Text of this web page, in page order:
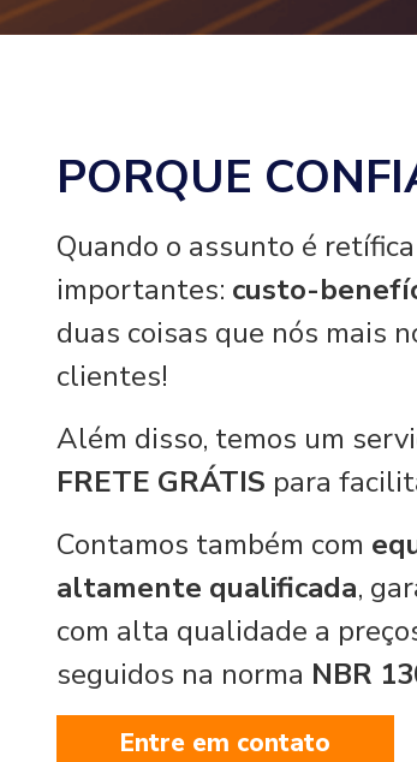
PORQUE
Quando o assunto é
importantes: custo-
duas coisas que nós mais
clientes!
Além disso, temos um
FRETE GRÁTIS para
Contamos também com
altamente qualificada,
com alta qualidade a
seguidos na norma NBR
Entre em contato